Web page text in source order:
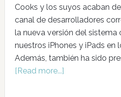
Cooks y los suyos acaban
canal de desarrolladores
la nueva versión del
nuestros iPhones y iPads en
Además, también ha sido
[Read more...]